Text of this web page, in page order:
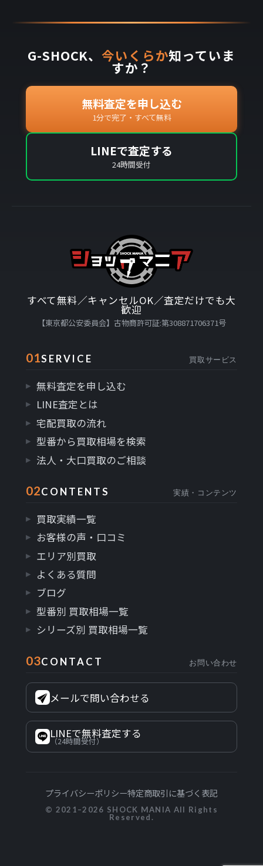
G-SHOCK、今いくらか知っていま
すか？
無料査定を申し込む
1分で完了・すべて無料
LINEで査定する
24時間受付
すべて無料／キャンセルOK／査定だけでも大
歓迎
【東京都公安委員会】古物商許可証:第308871706371号
01SERVICE 買取サービス
無料査定を申し込む
LINE査定とは
宅配買取の流れ
型番から買取相場を検索
法人・大口買取のご相談
02CONTENTS 実績・コンテンツ
買取実績一覧
お客様の声・口コミ
エリア別買取
よくある質問
ブログ
型番別 買取相場一覧
シリーズ別 買取相場一覧
03CONTACT お問い合わせ
メールで問い合わせる
LINEで無料査定する
（24時間受付）
プライバシーポリシー特定商取引に基づく表記
© 2021–2026 SHOCK MANIA All Rights
Reserved.